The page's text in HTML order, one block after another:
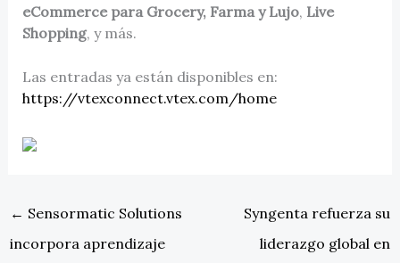
eCommerce para Grocery, Farma y Lujo, Live
Shopping, y más.
Las entradas ya están disponibles en:
https://vtexconnect.vtex.com/home
← Sensormatic Solutions
incorpora aprendizaje
Syngenta refuerza su
liderazgo global en